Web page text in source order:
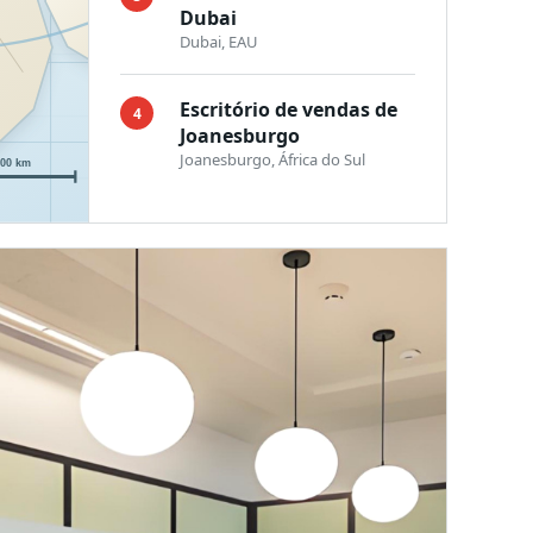
Dubai
Dubai, EAU
4
Escritório de vendas de
Joanesburgo
Joanesburgo, África do Sul